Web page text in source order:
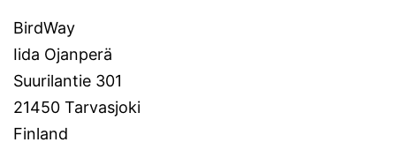
BirdWay
Iida Ojanperä
Suurilantie 301
21450 Tarvasjoki
Finland